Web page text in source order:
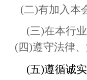
(二)有加入本
(三)在本行
(四)遵守法律、
(五)遵循诚